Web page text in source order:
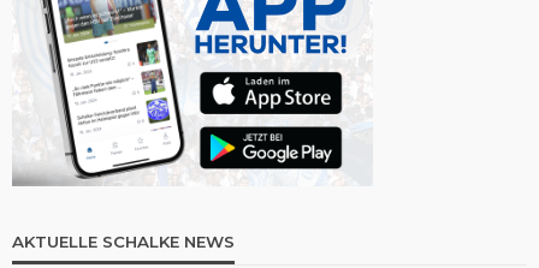
AKTUELLE SCHALKE NEWS